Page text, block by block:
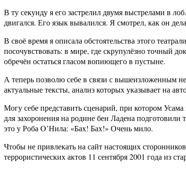
В ту секунду я его застрелил двумя выстрелами в
двигался. Его язык вывалился. Я смотрел, как он
В своё время я описала обстоятельства этого
посочувствовать: в мире, где скрупулёзно точный
обречён остаться гласом вопиющего в пустыне.
А теперь позволю себе в связи с вышеизложенным
актуальные тексты, анализ которых указывает на
Могу себе представить сценарий, при котором
для захоронения на родине бен Ладена подготовили
это у Роба O’Нила: «Бах! Бах!» Очень мило.
Чтобы не привлекать на сайт настоящих
террористических актов 11 сентября 2001 года из